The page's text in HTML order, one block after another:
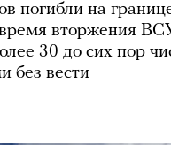
погибли на
время вторжения
30 до сих пор
без вести